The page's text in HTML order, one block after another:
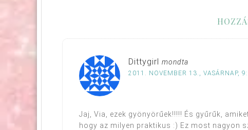
Dittygirl mondta
2011. NOVEMBER 13., VASÁRNAP,
Jaj, Via, ezek gyönyörűek!!!!! És gyűrűk,
hogy az milyen praktikus :) Ez most nagyon